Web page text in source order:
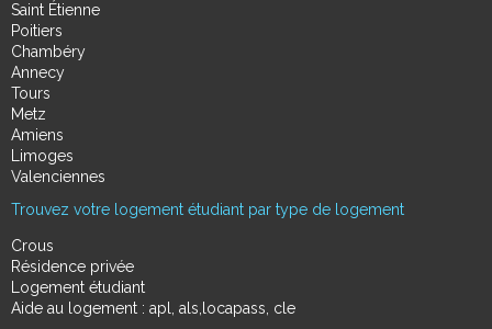
Saint Étienne
Poitiers
Chambéry
Annecy
Tours
Metz
Amiens
Limoges
Valenciennes
Trouvez votre logement étudiant par type de logement
Crous
Résidence privée
Logement étudiant
Aide au logement : apl, als,locapass, cle